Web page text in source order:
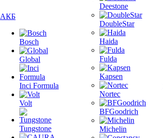
АКБ
Bosch
Global
Inci Formula
Volt
Tungstone
Deestone
DoubleStar
Haida
Fulda
Kapsen
Nortec
BFGoodrich
Michelin